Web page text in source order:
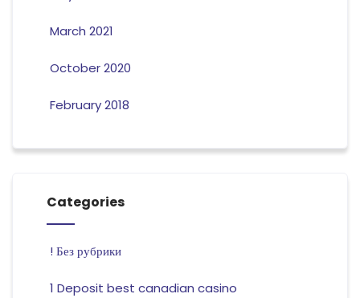
March 2021
October 2020
February 2018
Categories
! Без рубрики
1 Deposit best canadian casino